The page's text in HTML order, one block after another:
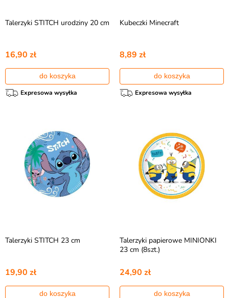
Talerzyki STITCH urodziny 20 cm
16,90 zł
do koszyka
Expresowa wysyłka
Kubeczki Minecraft
8,89 zł
do koszyka
Expresowa wysyłka
Talerzyki STITCH 23 cm
19,90 zł
do koszyka
Talerzyki papierowe MINIONKI
23 cm (8szt.)
24,90 zł
do koszyka